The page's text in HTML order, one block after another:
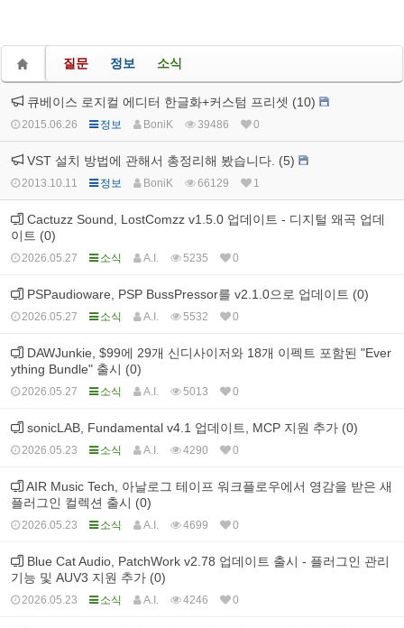
질문 정보 소식
큐베이스 로지컬 에디터 한글화+커스텀 프리셋 (10)
2015.06.26 정보 BoniK 39486 0
VST 설치 방법에 관해서 총정리해 봤습니다. (5)
2013.10.11 정보 BoniK 66129 1
Cactuzz Sound, LostComzz v1.5.0 업데이트 - 디지털 왜곡 업데
이트 (0)
2026.05.27 소식 A.I. 5235 0
PSPaudioware, PSP BussPressor를 v2.1.0으로 업데이트 (0)
2026.05.27 소식 A.I. 5532 0
DAWJunkie, $99에 29개 신디사이저와 18개 이펙트 포함된 "Ever
ything Bundle" 출시 (0)
2026.05.27 소식 A.I. 5013 0
sonicLAB, Fundamental v4.1 업데이트, MCP 지원 추가 (0)
2026.05.23 소식 A.I. 4290 0
AIR Music Tech, 아날로그 테이프 워크플로우에서 영감을 받은 새
플러그인 컬렉션 출시 (0)
2026.05.23 소식 A.I. 4699 0
Blue Cat Audio, PatchWork v2.78 업데이트 출시 - 플러그인 관리
기능 및 AUV3 지원 추가 (0)
2026.05.23 소식 A.I. 4246 0